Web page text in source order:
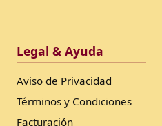
Legal & Ayuda
Aviso de Privacidad
Términos y Condiciones
Facturación